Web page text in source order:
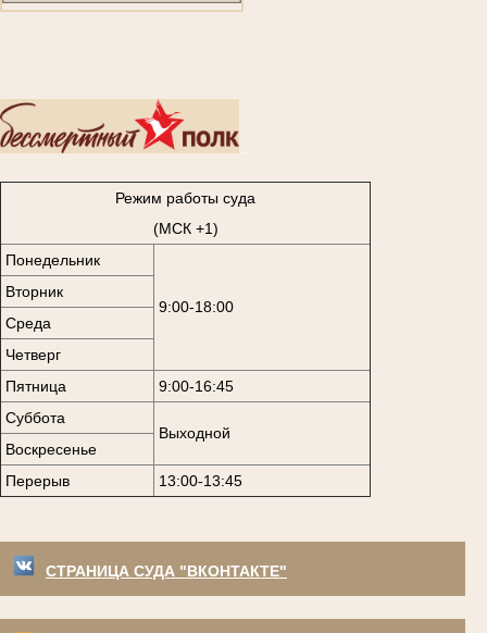
Режим работы суда
(МСК +1)
Понедельник
9:00-18:00
Вторник
Среда
Четверг
Пятница
9:00-16:45
Суббота
Выходной
Воскресенье
Перерыв
13:00-13:45
СТРАНИЦА СУДА "ВКОНТАКТЕ"